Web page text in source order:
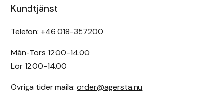
Kundtjänst
Telefon: +46018-357200
Mån-Tors 12.00-14.00
Lör 12.00-14.00
Övriga tider maila:order@agersta.nu